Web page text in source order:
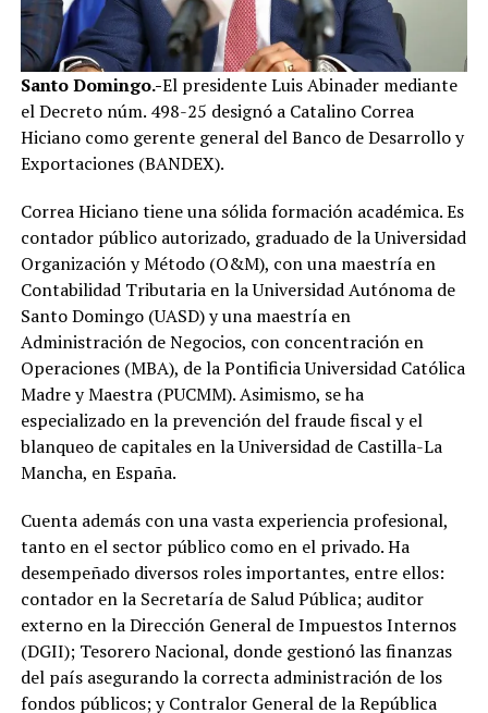
Santo Domingo.-El presidente Luis Abinader mediante
el Decreto núm. 498-25 designó a Catalino Correa
Hiciano como gerente general del Banco de Desarrollo y
Exportaciones (BANDEX).
Correa Hiciano tiene una sólida formación académica. Es
contador público autorizado, graduado de la Universidad
Organización y Método (O&M), con una maestría en
Contabilidad Tributaria en la Universidad Autónoma de
Santo Domingo (UASD) y una maestría en
Administración de Negocios, con concentración en
Operaciones (MBA), de la Pontificia Universidad Católica
Madre y Maestra (PUCMM). Asimismo, se ha
especializado en la prevención del fraude fiscal y el
blanqueo de capitales en la Universidad de Castilla-La
Mancha, en España.
Cuenta además con una vasta experiencia profesional,
tanto en el sector público como en el privado. Ha
desempeñado diversos roles importantes, entre ellos:
contador en la Secretaría de Salud Pública; auditor
externo en la Dirección General de Impuestos Internos
(DGII); Tesorero Nacional, donde gestionó las finanzas
del país asegurando la correcta administración de los
fondos públicos; y Contralor General de la República